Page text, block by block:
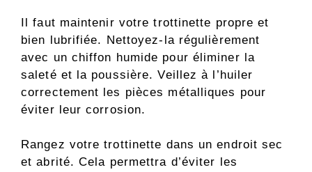
Il faut maintenir votre trottinette propre et
bien lubrifiée. Nettoyez-la régulièrement
avec un chiffon humide pour éliminer la
saleté et la poussière. Veillez à l’huiler
correctement les pièces métalliques pour
éviter leur corrosion.
Rangez votre trottinette dans un endroit sec
et abrité. Cela permettra d’éviter les